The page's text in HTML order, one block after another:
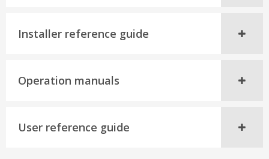
Installer reference guide
Operation manuals
User reference guide